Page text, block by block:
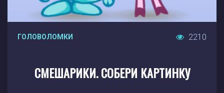
ГОЛОВОЛОМКИ 2210
СМЕШАРИКИ. СОБЕРИ КАРТИНКУ